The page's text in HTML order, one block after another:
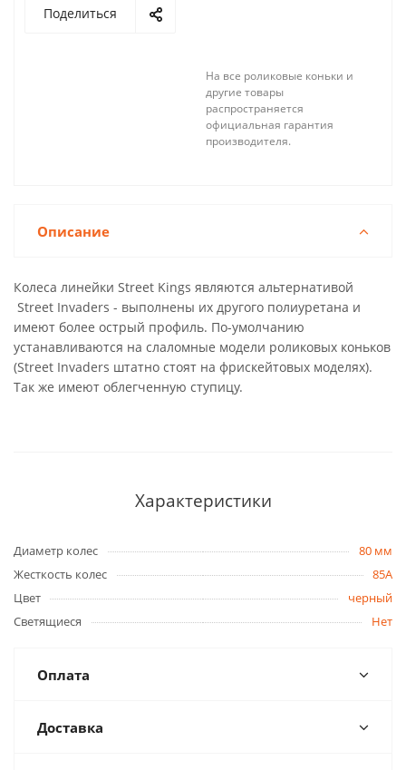
Поделиться
На все роликовые коньки и
другие товары
распространяется
официальная гарантия
производителя.
Описание
Колеса линейки Street Kings являются альтернативой
Street Invaders - выполнены их другого полиуретана и
имеют более острый профиль. По-умолчанию
устанавливаются на слаломные модели роликовых коньков
(Street Invaders штатно стоят на фрискейтовых моделях).
Так же имеют облегченную ступицу.
Характеристики
Диаметр колес
80 мм
Жесткость колес
85A
Цвет
черный
Светящиеся
Нет
Оплата
Доставка